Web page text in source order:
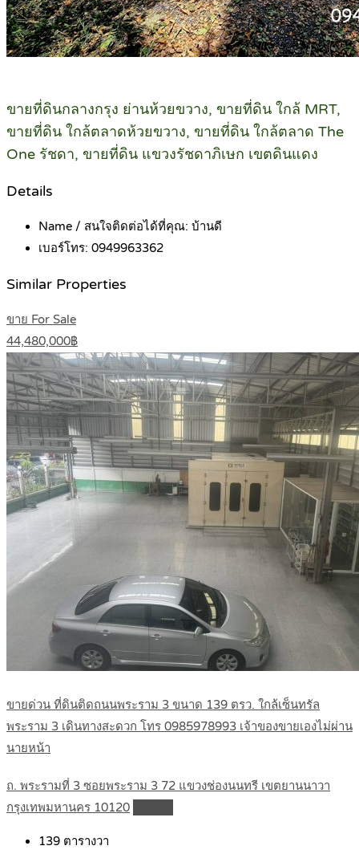
ขายที่ดินกลางกรุง ย่านห้วยขวาง, ขายที่ดิน ใกล้ MRT,
ขายที่ดิน ใกล้ตลาดห้วยขวาง, ขายที่ดิน ใกล้ตลาด The
One รัชดา, ขายที่ดิน แขวงรัชดาภิเษก เขตดินแดง
Details
Name / สนใจติดต่อได้ที่คุณ: บ้านดี
เบอร์โทร: 0949963362
Similar Properties
ขาย For Sale
44,480,000฿
ขายด่วน ที่ดินติดถนนพระราม 3 ขนาด 139 ตรว. ใกล้เซ็นทรัล
พระราม 3 เดินทางสะดวก โทร 0985978993 เจ้าของขายเองไม่ผ่าน
นายหน้า
ถ. พระรามที่ 3 ซอยพระราม 3 72 แขวงช่องนนทรี เขตยานนาวา
กรุงเทพมหานคร 10120
139 ตารางวา